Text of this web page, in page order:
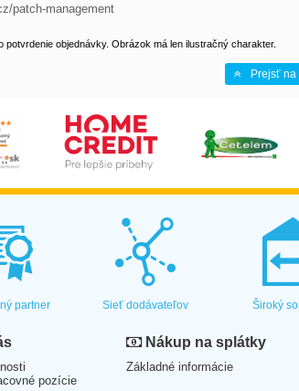
patch-management
objednávky. Obrázok má len ilustračný charakter.
Prejsť na
partner Sieť dodávateľov Široký
pozície
Nákup na splátky
Základné informácie